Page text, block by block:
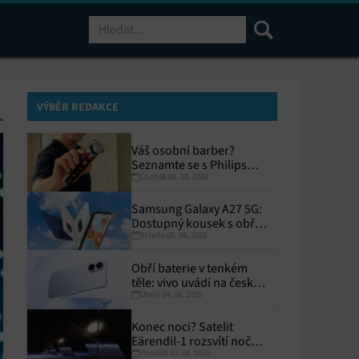
VÝBĚR REDAKCE
Váš osobní barber?
Seznamte se s Philips
i9000 Prestige Ultra
Čtvrtek 06. 08. 2026
Samsung Galaxy A27 5G:
Dostupný kousek s obřím
displejem
Středa 05. 08. 2026
Obří baterie v tenkém
těle: vivo uvádí na český
trh V70 Lite 5G
Úterý 04. 08. 2026
Konec noci? Satelit
Eärendil-1 rozsvítí noční
Zemi
Pondělí 03. 08. 2026